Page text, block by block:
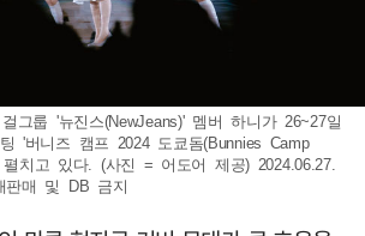
그룹 '뉴진스(NewJeans)' 멤버 하니가 26~27일
'버니즈 캠프 2024 도쿄돔(Bunnies Camp
치고 있다. (사진 = 어도어 제공) 2024.06.27.
판매 및 DB 금지